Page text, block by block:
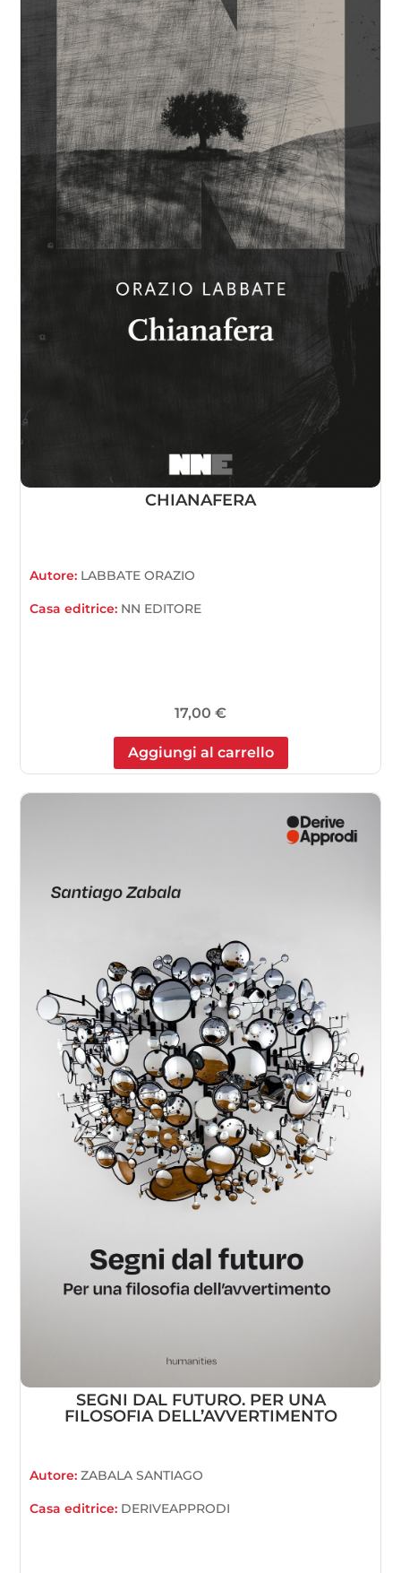
CHIANAFERA
Autore: LABBATE ORAZIO
Casa editrice: NN EDITORE
17,00 €
Aggiungi al carrello
SEGNI DAL FUTURO. PER UNA
FILOSOFIA DELL’AVVERTIMENTO
Autore:ZABALA SANTIAGO
Casa editrice: DERIVEAPPRODI